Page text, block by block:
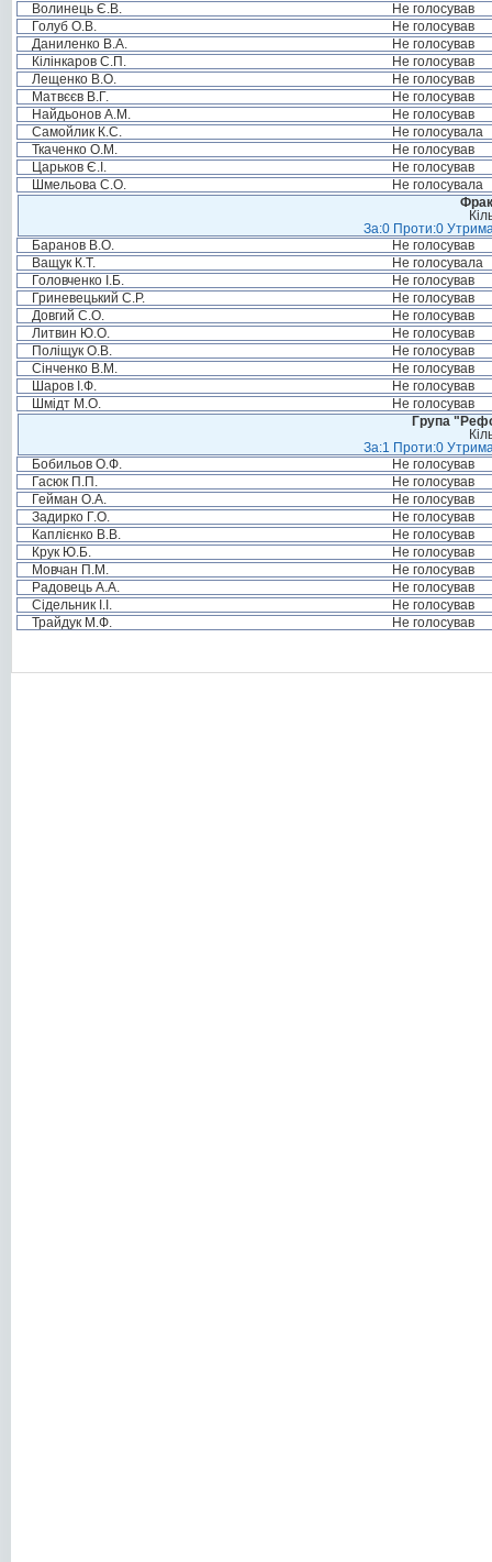
Волинець Є.В.
Не голосував
Голуб О.В.
Не голосував
Даниленко В.А.
Не голосував
Кілінкаров С.П.
Не голосував
Лещенко В.О.
Не голосував
Матвєєв В.Г.
Не голосував
Найдьонов А.М.
Не голосував
Самойлик К.С.
Не голосувала
Ткаченко О.М.
Не голосував
Царьков Є.І.
Не голосував
Шмельова С.О.
Не голосувала
За:0 Проти:0
Баранов В.О.
Не голосував
Ващук К.Т.
Не голосувала
Головченко І.Б.
Не голосував
Гриневецький С.Р.
Не голосував
Довгий С.О.
Не голосував
Литвин Ю.О.
Не голосував
Поліщук О.В.
Не голосував
Сінченко В.М.
Не голосував
Шаров І.Ф.
Не голосував
Шмідт М.О.
Не голосував
Група
За:1 Проти:0
Бобильов О.Ф.
Не голосував
Гасюк П.П.
Не голосував
Гейман О.А.
Не голосував
Задирко Г.О.
Не голосував
Каплієнко В.В.
Не голосував
Крук Ю.Б.
Не голосував
Мовчан П.М.
Не голосував
Радовець А.А.
Не голосував
Сідельник І.І.
Не голосував
Трайдук М.Ф.
Не голосував